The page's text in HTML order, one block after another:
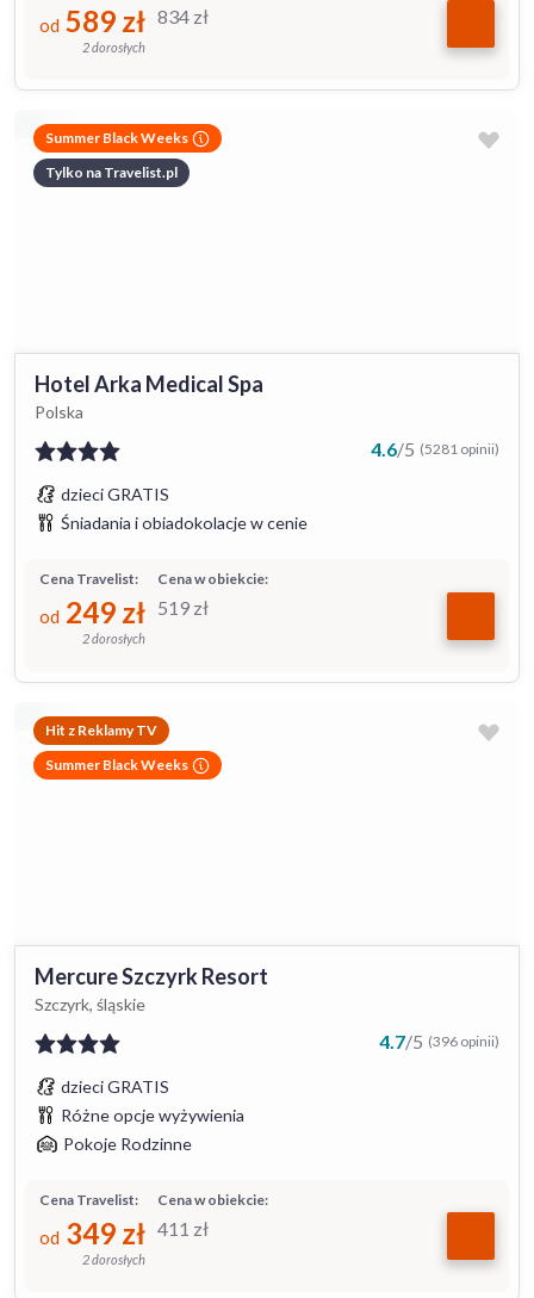
834 zł
od 589 zł
2 dorosłych
Summer Black Weeks
Tylko na Travelist.pl
Hotel Arka Medical Spa
Polska
4.6/5 (5281 opinii)
dzieci GRATIS
Śniadania i obiadokolacje w cenie
Cena w obiekcie:
519 zł
Cena Travelist:
od 249 zł
2 dorosłych
Hit z Reklamy TV
Summer Black Weeks
Mercure Szczyrk Resort
Szczyrk, śląskie
4.7/5 (396 opinii)
dzieci GRATIS
Różne opcje wyżywienia
Pokoje Rodzinne
Cena w obiekcie:
411 zł
Cena Travelist:
od 349 zł
2 dorosłych